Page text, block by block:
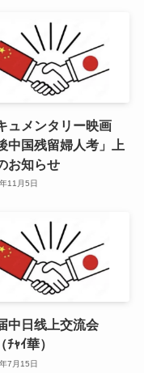
ュメンタリー映画
中国残留婦人考」上
お知らせ
11月5日
中日线上交流会
ﾁｬｲ華）
7月15日